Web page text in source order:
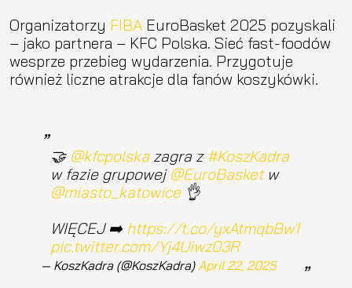
Organizatorzy FIBA EuroBasket 2025 pozyskali
– jako partnera – KFC Polska. Sieć fast-foodów
wesprze przebieg wydarzenia. Przygotuje
również liczne atrakcje dla fanów koszykówki.
🤝 @kfcpolska zagra z #KoszKadra
w fazie grupowej @EuroBasketw
@miasto_katowice👌
WIĘCEJ ➡️ https://t.co/yxAtmqbBw1
pic.twitter.com/Yj4Uiwz03R
— KoszKadra (@KoszKadra) April 22, 2025